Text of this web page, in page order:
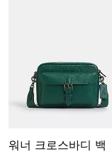
워너 크로스바디 백